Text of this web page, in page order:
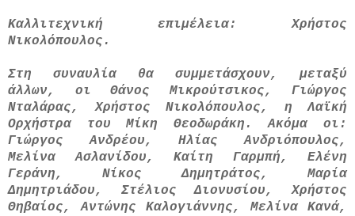
Καλλιτεχνική επιμέλεια: Χρήστος
Νικολόπουλος.
Στη συναυλία θα συμμετάσχουν, μεταξύ
άλλων, οι Θάνος Μικρούτσικος, Γιώργος
Νταλάρας, Χρήστος Νικολόπουλος, η Λαϊκή
Ορχήστρα του Μίκη Θεοδωράκη. Ακόμα οι:
Γιώργος Ανδρέου, Ηλίας Ανδριόπουλος,
Μελίνα Ασλανίδου, Καίτη Γαρμπή, Ελένη
Γεράνη, Νίκος Δημητράτος, Μαρία
Δημητριάδου, Στέλιος Διονυσίου, Χρήστος
Θηβαίος, Αντώνης Καλογιάννης, Μελίνα Κανά,